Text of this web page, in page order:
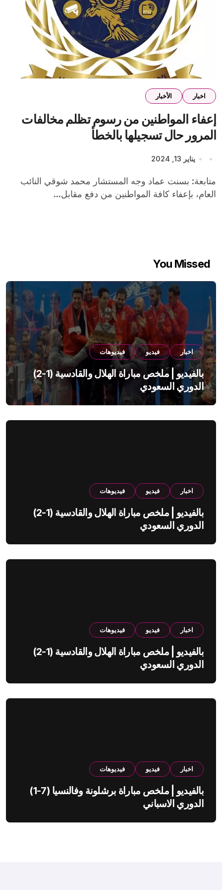
اخبار الأخبار
إعفاء المواطنين من رسوم تظلم مخالفات
المرور حال تسجيلها بالخطأ
يناير 13, 2024
متابعة: بسنت عماد وجه المستشار محمد شوقي النائب
العام، بإعفاء كافة المواطنين من دفع مقابل...
You Missed
اخبار فيديو فيديوهات
بالفيديو | ملخص مباراة الهلال والقادسية (1-2)
الدوري السعودي
اخبار فيديو فيديوهات
بالفيديو | ملخص مباراة الهلال والقادسية (1-2)
الدوري السعودي
اخبار فيديو فيديوهات
بالفيديو | ملخص مباراة الهلال والقادسية (1-2)
الدوري السعودي
اخبار فيديو فيديوهات
بالفيديو | ملخص مباراة برشلونة وفالنسيا (7-1)
الدوري الاسباني